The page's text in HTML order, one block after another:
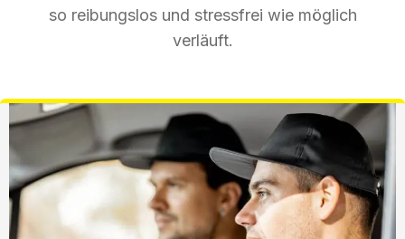
so reibungslos und stressfrei wie möglich
verläuft.